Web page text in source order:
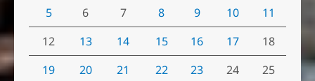
5
6 7 8 9 10
11
12
13 14 15 16 17
18
19
20 21 22 23 24
25